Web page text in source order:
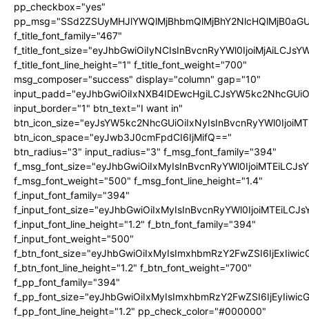
pp_checkbox="yes"
f_title_font_family="467"
f_title_font_line_height="1" f_title_font_weight="700"
msg_composer="success" display="column" gap="10"
input_border="1" btn_text="I want in"
btn_icon_space="eyJwb3J0cmFpdCI6IjMifQ=="
btn_radius="3" input_radius="3" f_msg_font_family="394"
f_msg_font_weight="500" f_msg_font_line_height="1.4"
f_input_font_family="394"
f_input_font_line_height="1.2" f_btn_font_family="394"
f_input_font_weight="500"
f_btn_font_line_height="1.2" f_btn_font_weight="700"
f_pp_font_family="394"
f_pp_font_line_height="1.2" pp_check_color="#000000"